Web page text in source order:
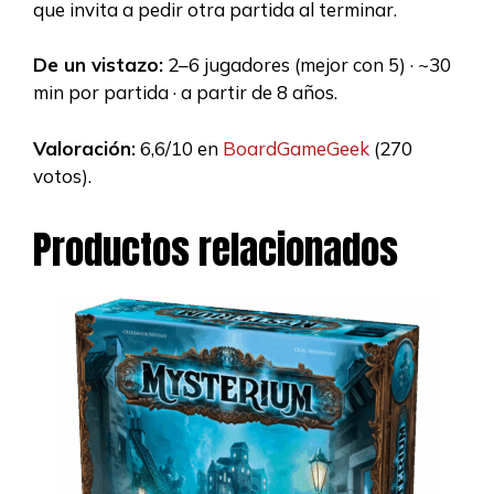
que invita a pedir otra partida al terminar.
De un vistazo: 2–6 jugadores (mejor con 5) · ~30
min por partida · a partir de 8 años.
Valoración:6,6/10 en BoardGameGeek (270
votos).
Productos relacionados